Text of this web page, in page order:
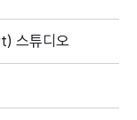
스튜디오